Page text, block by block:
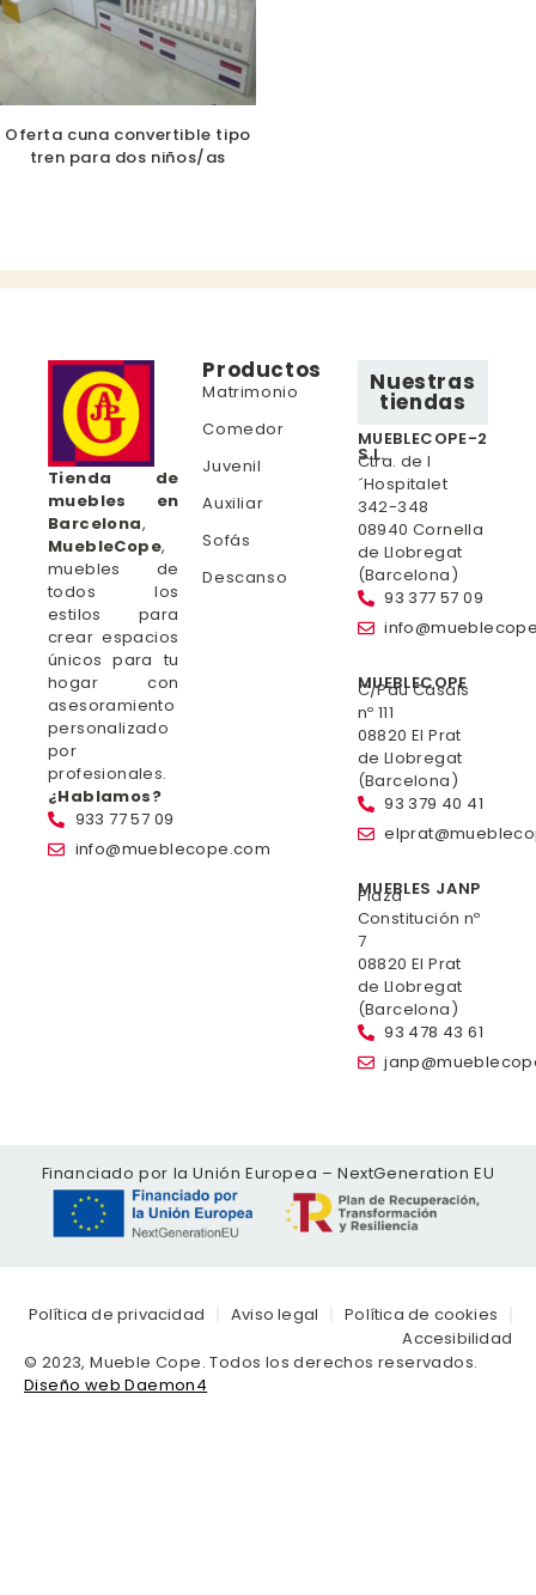
Oferta cuna convertible tipo
tren para dos niños/as
Tienda de
muebles en
Barcelona,
MuebleCope,
muebles de
todos los
estilos para
crear espacios
únicos para tu
hogar con
asesoramiento
personalizado
por
profesionales.
¿Hablamos?
933 77 57 09
info@mueblecope.com
Productos
Matrimonio
Comedor
Juvenil
Auxiliar
Sofás
Descanso
Nuestras
tiendas
MUEBLECOPE-2
S.L.
Ctra. de l
´Hospitalet
342-348
08940 Cornella
de Llobregat
(Barcelona)
93 377 57 09
MUEBLECOPE
C/Pau Casals
nº 111
08820 El Prat
de Llobregat
(Barcelona)
93 379 40 41
MUEBLES JANP
Plaza
Constitución nº
7
08820 El Prat
de Llobregat
(Barcelona)
93 478 43 61
Financiado por la Unión Europea – NextGeneration EU
© 2023, Mueble Cope. Todos los derechos reservados.
Diseño web Daemon4
Política de privacidad Aviso legal
Política de cookies
Accesibilidad